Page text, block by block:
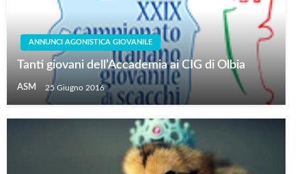
ANNUNCI AGONISTICA GIOVANILE
Tanti giovani dell’Accademia ai CIG di Olbia
ASM 25 Giugno 2016